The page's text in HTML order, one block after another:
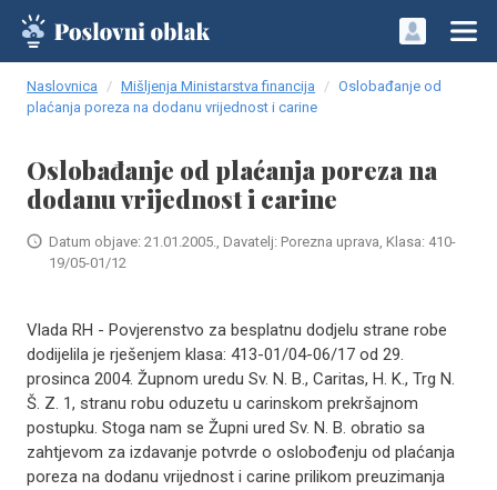
Naslovnica Mišljenja Ministarstva financija
Oslobađanje od
plaćanja poreza na dodanu vrijednost i carine
Oslobađanje od plaćanja poreza na
dodanu vrijednost i carine
Datum objave: 21.01.2005., Davatelj: Porezna uprava, Klasa: 410-
19/05-01/12
Vlada RH - Povjerenstvo za besplatnu dodjelu strane robe
dodijelila je rješenjem klasa: 413-01/04-06/17 od 29.
prosinca 2004. Župnom uredu Sv. N. B., Caritas, H. K., Trg N.
Š. Z. 1, stranu robu oduzetu u carinskom prekršajnom
postupku. Stoga nam se Župni ured Sv. N. B. obratio sa
zahtjevom za izdavanje potvrde o oslobođenju od plaćanja
poreza na dodanu vrijednost i carine prilikom preuzimanja